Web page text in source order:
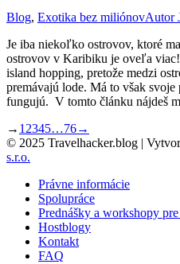
Blog, Exotika bez miliónovAutor
Je iba niekoľko ostrovov, ktoré
ostrovov v Karibiku je oveľa
island hopping, pretože medzi
premávajú lode. Má to však
fungujú. V tomto článku nájdeš
→ 1 2345…76→
© 2025 Travelhacker.blog |
s.r.o.
Právne informácie
Spolupráce
Prednášky a workshopy
Hostblogy
Kontakt
FAQ